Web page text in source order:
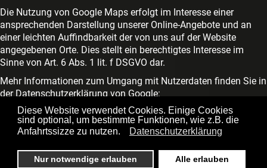
Diese Website verwendet Cookies. Einige Cookies
sind optional, um bestimmte Funktionen, wie z.B. die
Anfahrtssizze zu nutzen.
Datenschutzerklärung
Nur notwendige erlauben Alle erlauben
Die Nutzung von Google Maps erfolgt im Interesse einer
ansprechenden Darstellung unserer Online-Angebote und an
einer leichten Auffindbarkeit der von uns auf der Website
angegebenen Orte. Dies stellt ein berechtigtes Interesse im
Sinne von Art. 6 Abs. 1 lit. f DSGVO dar.
Mehr Informationen zum Umgang mit Nutzerdaten finden Sie in
der Datenschutzerklärung von Google:
https://www.google.de/intl/de/policies/privacy/.
Impressum Datenschutz